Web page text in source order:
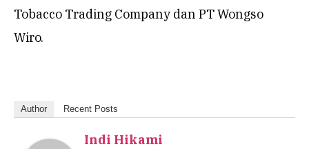
Tobacco Trading Company dan PT Wongso
Wiro.
Author Recent Posts
Indi Hikami